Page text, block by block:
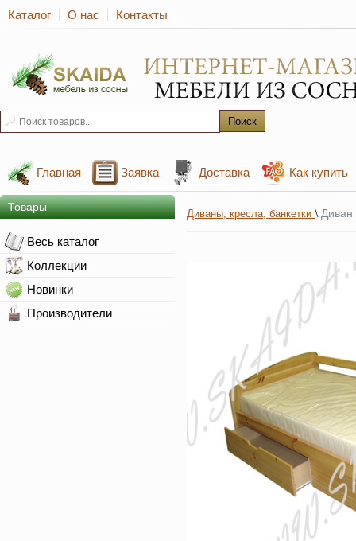
Каталог О нас Контакты
Главная Заявка Доставка Как купить
Товары
Весь каталог
Коллекции
Новинки
Производители
Диваны, кресла, банкетки \